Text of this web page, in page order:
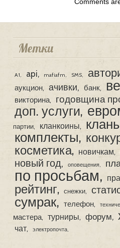
Метки
A1 api mafiafm SMS
аукцион ачивки банк
викторина годовщина
доп. услуги
партии
кланкоины
комплекты
косметика
новичкам
новый год оповещения
по просьбам
рейтинг снежки
сумрак телефон
мастера
турниры форум
чат электропочта